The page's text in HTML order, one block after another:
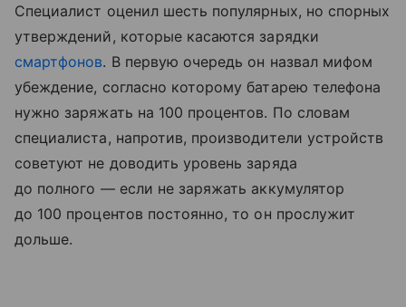
Специалист оценил шесть популярных, но спорных
утверждений, которые касаются зарядки
смартфонов. В первую очередь он назвал мифом
убеждение, согласно которому батарею телефона
нужно заряжать на 100 процентов. По словам
специалиста, напротив, производители устройств
советуют не доводить уровень заряда
до полного — если не заряжать аккумулятор
до 100 процентов постоянно, то он прослужит
дольше.